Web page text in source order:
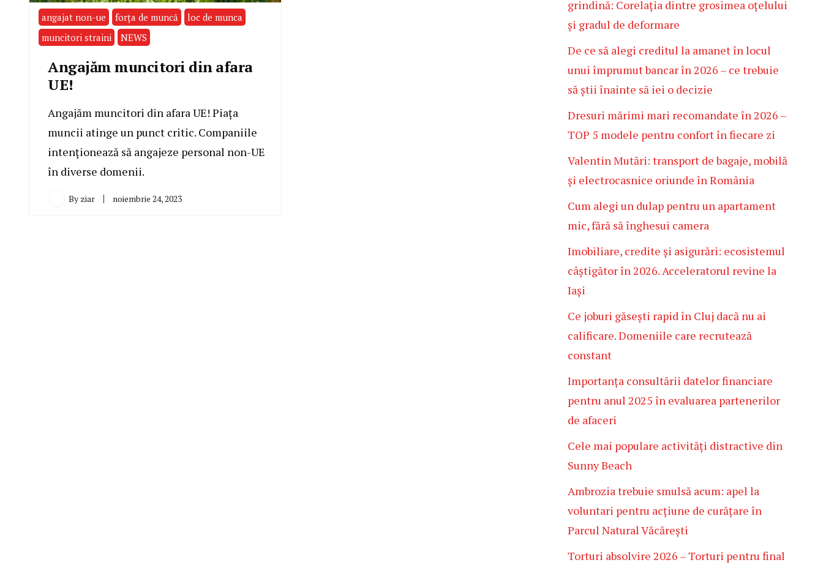
angajat non-ue forța de muncă
loc de munca
muncitori straini
NEWS
Angajăm muncitori din afara
UE!
Angajăm muncitori din afara UE! Piața
muncii atinge un punct critic. Companiile
intenționează să angajeze personal non-UE
în diverse domenii.
By ziar noiembrie 24, 2023
grindină: Corelația dintre grosimea oțelului
și gradul de deformare
De ce să alegi creditul la amanet în locul
unui împrumut bancar în 2026 – ce trebuie
să știi înainte să iei o decizie
Dresuri mărimi mari recomandate în 2026 –
TOP 5 modele pentru confort în fiecare zi
Valentin Mutări: transport de bagaje, mobilă
și electrocasnice oriunde în România
Cum alegi un dulap pentru un apartament
mic, fără să înghesui camera
Imobiliare, credite și asigurări: ecosistemul
câștigător în 2026. Acceleratorul revine la
Iași
Ce joburi găsești rapid în Cluj dacă nu ai
calificare. Domeniile care recrutează
constant
Importanța consultării datelor financiare
pentru anul 2025 în evaluarea partenerilor
de afaceri
Cele mai populare activități distractive din
Sunny Beach
Ambrozia trebuie smulsă acum: apel la
voluntari pentru acțiune de curățare în
Parcul Natural Văcărești
Torturi absolvire 2026 – Torturi pentru final